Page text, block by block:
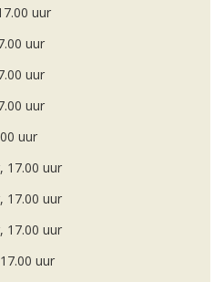
uur
uur
uur
uur
uur
17.00 uur
17.00 uur
17.00 uur
uur